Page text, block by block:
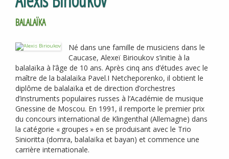
BALALAÏKA
Né dans une famille de musiciens dans le
Caucase, Alexeï Birioukov s’initie à la
balalaïka à l’âge de 10 ans. Après cinq ans d’études avec le
maître de la balalaïka Pavel.I Netcheporenko, il obtient le
diplôme de balalaïka et de direction d’orchestres
d’instruments populaires russes à l’Académie de musique
Gnessine de Moscou. En 1991, il remporte le premier prix
du concours international de Klingenthal (Allemagne) dans
la catégorie « groupes » en se produisant avec le Trio
Sinioritta (domra, balalaïka et bayan) et commence une
carrière internationale.